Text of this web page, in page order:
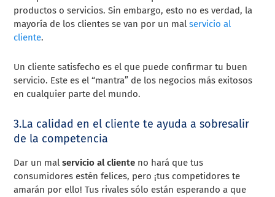
productos o servicios. Sin embargo, esto no es verdad, la
mayoría de los clientes se van por un malservicio al
cliente.
Un cliente satisfecho es el que puede confirmar tu buen
servicio. Este es el “mantra” de los negocios más exitosos
en cualquier parte del mundo.
3.La calidad en el cliente te ayuda a sobresalir
de la competencia
Dar un malservicio al cliente no hará que tus
consumidores estén felices, pero ¡tus competidores te
amarán por ello! Tus rivales sólo están esperando a que